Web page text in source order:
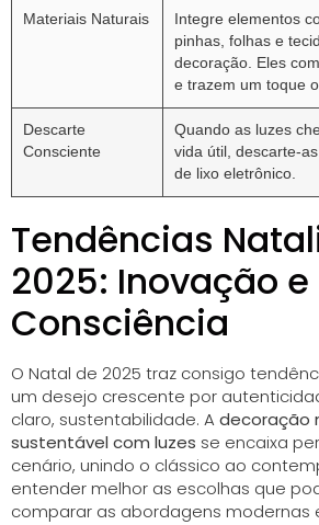
Materiais Naturais
Integre elementos
pinhas, folhas e
decoração. Eles
e trazem um toque
Descarte
Consciente
Quando as luzes
vida útil, descarte-
de lixo eletrônico.
Tendências
2025: Inovação e
Consciência
O Natal de 2025 traz consigo
um desejo crescente por
claro, sustentabilidade. A decoração
sustentável com luzes se encaixa
cenário, unindo o clássico ao
entender melhor as escolhas que
comparar as abordagens modernas